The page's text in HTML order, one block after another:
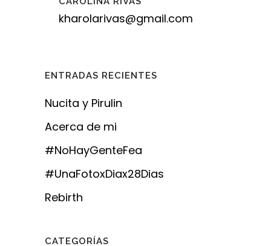
kharolarivas@gmail.com
ENTRADAS RECIENTES
Nucita y Pirulin
Acerca de mi
#NoHayGenteFea
#UnaFotoxDiax28Dias
Rebirth
CATEGORÍAS